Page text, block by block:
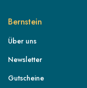
Bernstein
Über uns
Newsletter
Gutscheine
AT
CH